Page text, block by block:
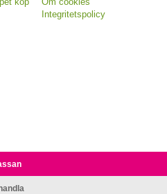
Integritetspolicy